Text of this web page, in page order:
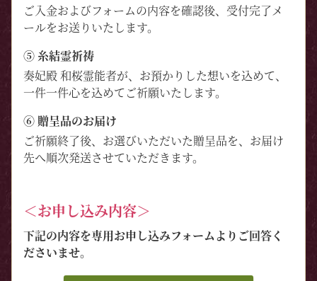
ご入金およびフォームの内容を確認後、受付完了メ
ールをお送りいたします。
⑤ 糸結霊祈祷
奏妃殿 和桜霊能者が、お預かりした想いを込めて、
一件一件心を込めてご祈願いたします。
⑥ 贈呈品のお届け
ご祈願終了後、お選びいただいた贈呈品を、お届け
先へ順次発送させていただきます。
＜お申し込み内容＞
下記の内容を専用お申し込みフォームよりご回答く
ださいませ。